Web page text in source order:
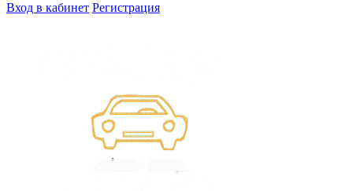
Вход в кабинет Регистрация